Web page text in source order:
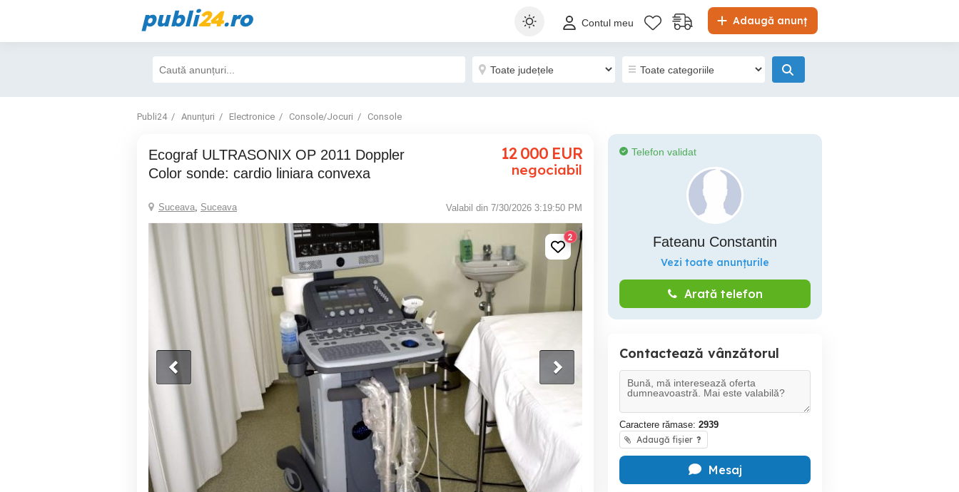
publi24.ro Adaugă anunț
Contul meu
Publi24 Anunțuri Electronice Console/Jocuri Console
Ecograf ULTRASONIX OP 2011 Doppler
Color sonde: cardio liniara convexa
12 000 EUR
negociabil
Suceava, Suceava Valabil din 7/30/2026 3:19:50 PM
2
Telefon validat
Fateanu Constantin
Vezi toate anunțurile
Arată telefon
Contactează vânzătorul
Caractere rămase: 2939
Adaugă fișier ?
Mesaj